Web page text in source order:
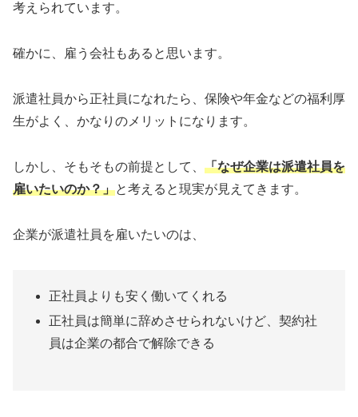
考えられています。
確かに、雇う会社もあると思います。
派遣社員から正社員になれたら、保険や年金などの福利厚
生がよく、かなりのメリットになります。
しかし、そもそもの前提として、 「なぜ企業は派遣社員を
雇いたいのか？」と考えると現実が見えてきます。
企業が派遣社員を雇いたいのは、
正社員よりも安く働いてくれる
正社員は簡単に辞めさせられないけど、契約社
員は企業の都合で解除できる